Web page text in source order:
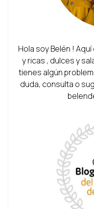
Hola soy Belén !
y ricas , dulces y
tienes algún
duda, consulta o